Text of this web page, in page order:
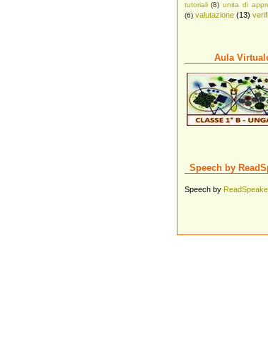
tutoriali (8) unita di
(6) valutazione (13)
Aula
Speech by
Speech by